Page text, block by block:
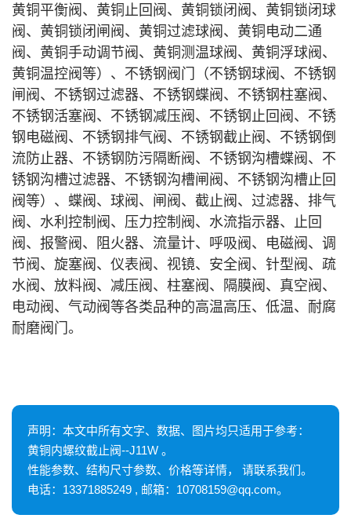
黄铜平衡阀、黄铜止回阀、黄铜锁闭阀、黄铜锁闭球
阀、黄铜锁闭闸阀、黄铜过滤球阀、黄铜电动二通
阀、黄铜手动调节阀、黄铜测温球阀、黄铜浮球阀、
黄铜温控阀等）、不锈钢阀门（不锈钢球阀、不锈钢
闸阀、不锈钢过滤器、不锈钢蝶阀、不锈钢柱塞阀、
不锈钢活塞阀、不锈钢减压阀、不锈钢止回阀、不锈
钢电磁阀、不锈钢排气阀、不锈钢截止阀、不锈钢倒
流防止器、不锈钢防污隔断阀、不锈钢沟槽蝶阀、不
锈钢沟槽过滤器、不锈钢沟槽闸阀、不锈钢沟槽止回
阀等）、蝶阀、球阀、闸阀、截止阀、过滤器、排气
阀、水利控制阀、压力控制阀、水流指示器、止回
阀、报警阀、阻火器、流量计、呼吸阀、电磁阀、调
节阀、旋塞阀、仪表阀、视镜、安全阀、针型阀、疏
水阀、放料阀、减压阀、柱塞阀、隔膜阀、真空阀、
电动阀、气动阀等各类品种的高温高压、低温、耐腐
耐磨阀门。
声明：本文中所有文字、数据、图片均只适用于参考：
黄铜内螺纹截止阀--J11W 。
性能参数、结构尺寸参数、价格等详情， 请联系我们。
电话：13371885249 , 邮箱：10708159@qq.com。